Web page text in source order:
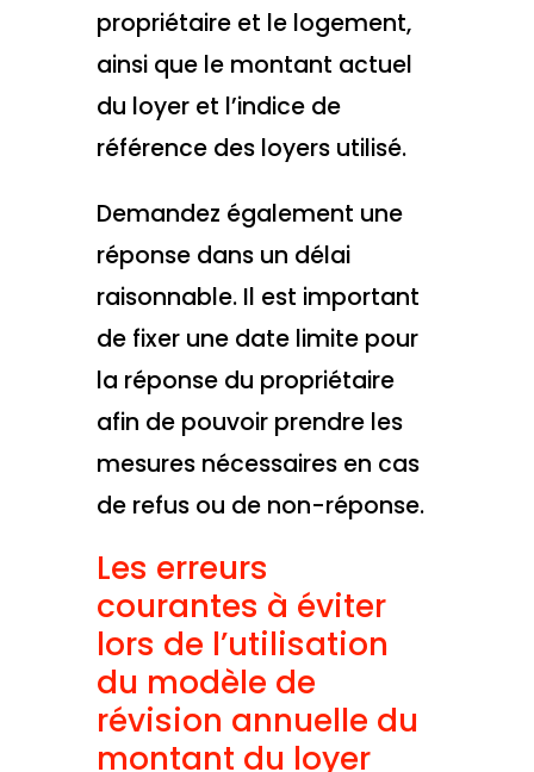
propriétaire et le logement,
ainsi que le montant actuel
du loyer et l’indice de
référence des loyers utilisé.
Demandez également une
réponse dans un délai
raisonnable. Il est important
de fixer une date limite pour
la réponse du propriétaire
afin de pouvoir prendre les
mesures nécessaires en cas
de refus ou de non-réponse.
Les erreurs
courantes à éviter
lors de l’utilisation
du modèle de
révision annuelle du
montant du loyer